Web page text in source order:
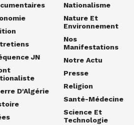
JN
D'Algérie
Nationalisme
Nature Et
Environnement
Nos
Manifestations
Notre Actu
Presse
Religion
Santé-Médecine
Science Et
Technologie